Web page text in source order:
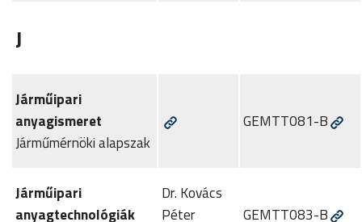
J
Járműipari
anyagismeret
Járműmérnöki alapszak
GEMTT081-B
Járműipari
anyagtechnológiák
Dr. Kovács
Péter
GEMTT083-B